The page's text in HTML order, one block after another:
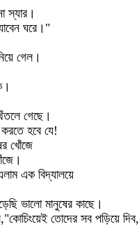
স্যার।
ঘরে।"
গেল।
গেছে।
করতে হবে যে!
খোঁজে
এক বিদ্যালয়ে
ভালো মানুষের কাছে।
তোদের সব পড়িয়ে দিব,